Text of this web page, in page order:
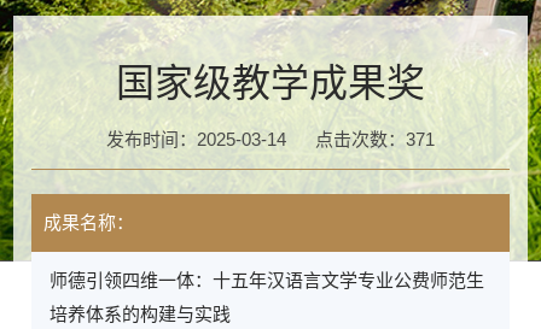
国家级教学成果奖
发布时间：2025-03-14 点击次数： 371
成果名称：
师德引领四维一体：十五年汉语言文学专业公费师范生
培养体系的构建与实践